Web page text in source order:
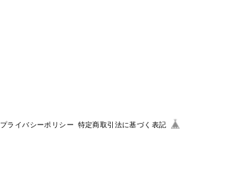
プライバシーポリシー 特定商取引法に基づく表記